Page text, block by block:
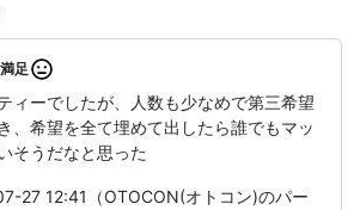
足
ィーでしたが、人数も少なめで第三希望
、希望を全て埋めて出したら誰でもマッ
そうだなと思った
27 12:41（OTOCON(オトコン)のパー